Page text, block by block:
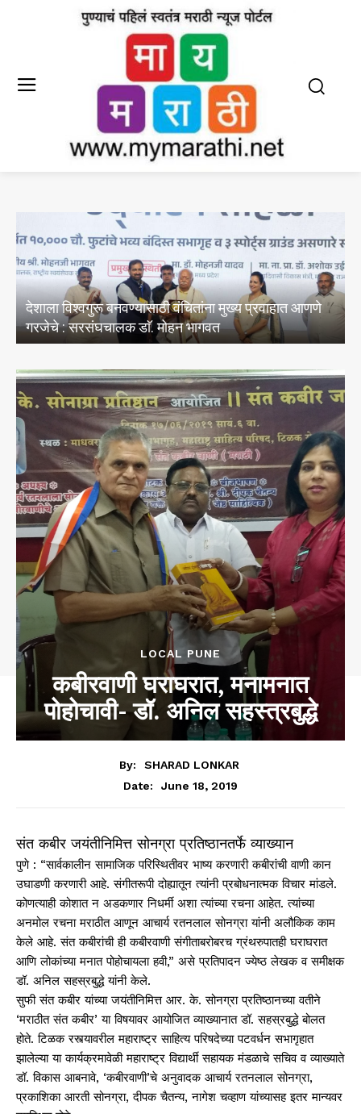
E20 पेट्रोल मधील पाण्याचे अभिसरण आणि क्लोराइडचे
अस्तित्वासंबंधी तेल विपणन कंपन्यांनी केल्या चाचण्या
LOCAL PUNE
कबीरवाणी घराघरात, मनामनात
पोहोचावी- डॉ. अनिल सहस्त्रबुद्धे
By:
SHARAD LONKAR
Date:
June 18, 2019
संत कबीर जयंतीनिमित्त सोनग्रा प्रतिष्ठानतर्फे व्याख्यान
पुणे : “सार्वकालीन सामाजिक परिस्थितीवर भाष्य करणारी कबीरांची वाणी कान
उघाडणी करणारी आहे. संगीतरूपी दोह्यातून त्यांनी प्रबोधनात्मक विचार मांडले.
कोणत्याही कोशात न अडकणार निधर्मी अशा त्यांच्या रचना आहेत. त्यांच्या
अनमोल रचना मराठीत आणून आचार्य रतनलाल सोनग्रा यांनी अलौकिक काम
केले आहे. संत कबीरांची ही कबीरवाणी संगीताबरोबरच ग्रंथरुपातही घराघरात
आणि लोकांच्या मनात पोहोचायला हवी,” असे प्रतिपादन ज्येष्ठ लेखक व समीक्षक
डॉ. अनिल सहस्रबुद्धे यांनी केले.
सुफी संत कबीर यांच्या जयंतीनिमित्त आर. के. सोनग्रा प्रतिष्ठानच्या वतीने
‘मराठीत संत कबीर’ या विषयावर आयोजित व्याख्यानात डॉ. सहस्रबुद्धे बोलत
होते. टिळक रस्त्यावरील महाराष्ट्र साहित्य परिषदेच्या पटवर्धन सभागृहात
झालेल्या या कार्यक्रमावेळी महाराष्ट्र विद्यार्थी सहायक मंडळाचे सचिव व व्याख्याते
डॉ. विकास आबनावे, ‘कबीरवाणी’चे अनुवादक आचार्य रतनलाल सोनग्रा,
प्रकाशिका आरती सोनग्रा, दीपक चैतन्य, नागेश चव्हाण यांच्यासह इतर मान्यवर